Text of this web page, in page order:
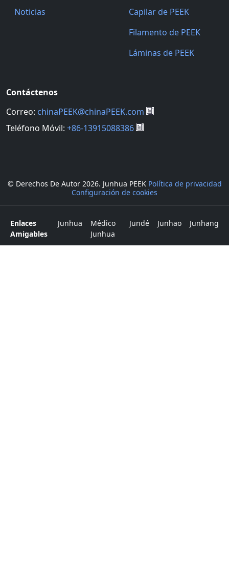
Noticias
Capilar de PEEK
Filamento de PEEK
Láminas de PEEK
Contáctenos
Correo: chinaPEEK@chinaPEEK.com
Teléfono Móvil: +86-13915088386
© Derechos De Autor 2026. Junhua PEEK Política de privacidad
Configuración de cookies
Enlaces
Amigables
Junhua
Médico
Junhua
Jundé Junhao Junhang